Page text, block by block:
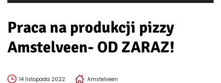
Praca na produkcji pizzy
Amstelveen- OD ZARAZ!
14 listopada 2022 Amstelveen